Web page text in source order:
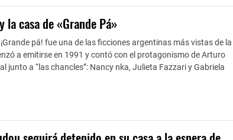
la casa de «Grande Pá»
pá! fue una de las ficciones argentinas más vistas de la
a emitirse en 1991 y contó con el protagonismo de Arturo
junto a “las chancles”: Nancy nka, Julieta Fazzari y Gabriela